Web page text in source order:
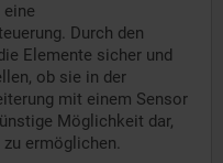
Durch den
Elemente sicher und
ob sie in der
mit einem Sensor
Möglichkeit dar,
ermöglichen.